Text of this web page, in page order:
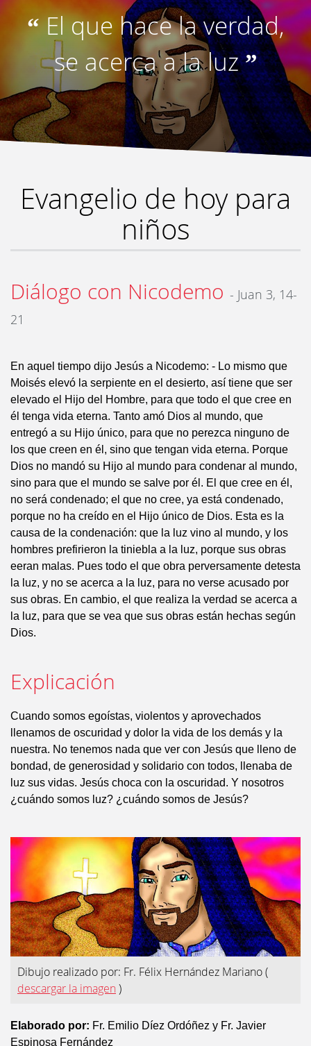
“El que hace la verdad,
se acerca a la luz”
Evangelio de hoy para
niños
Diálogo con Nicodemo - Juan 3, 14-
21
En aquel tiempo dijo Jesús a Nicodemo: - Lo mismo que
Moisés elevó la serpiente en el desierto, así tiene que ser
elevado el Hijo del Hombre, para que todo el que cree en
él tenga vida eterna. Tanto amó Dios al mundo, que
entregó a su Hijo único, para que no perezca ninguno de
los que creen en él, sino que tengan vida eterna. Porque
Dios no mandó su Hijo al mundo para condenar al mundo,
sino para que el mundo se salve por él. El que cree en él,
no será condenado; el que no cree, ya está condenado,
porque no ha creído en el Hijo único de Dios. Esta es la
causa de la condenación: que la luz vino al mundo, y los
hombres prefirieron la tiniebla a la luz, porque sus obras
eeran malas. Pues todo el que obra perversamente detesta
la luz, y no se acerca a la luz, para no verse acusado por
sus obras. En cambio, el que realiza la verdad se acerca a
la luz, para que se vea que sus obras están hechas según
Dios.
Explicación
Cuando somos egoístas, violentos y aprovechados
llenamos de oscuridad y dolor la vida de los demás y la
nuestra. No tenemos nada que ver con Jesús que lleno de
bondad, de generosidad y solidario con todos, llenaba de
luz sus vidas. Jesús choca con la oscuridad. Y nosotros
¿cuándo somos luz? ¿cuándo somos de Jesús?
Dibujo realizado por: Fr. Félix Hernández Mariano(
descargar la imagen )
Elaborado por: Fr. Emilio Díez Ordóñez y Fr. Javier
Espinosa Fernández